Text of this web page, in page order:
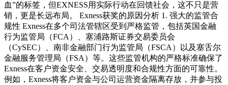
血”的标签，但EXNESS用实际行动在回馈社会，这不只是营
销，更是长远布局。 Exness获奖的原因分析 1. 强大的监管合
规性 Exness在多个司法管辖区受到严格监管，包括英国金融
行为监管局（FCA）、塞浦路斯证券交易委员会
（CySEC）、南非金融部门行为监管局（FSCA）以及塞舌尔
金融服务管理局（FSA）等。这些监管机构的严格标准确保了
Exness在客户资金安全、交易透明度和合规性方面的可靠性。
例如，Exness将客户资金与公司运营资金隔离存放，并参与投